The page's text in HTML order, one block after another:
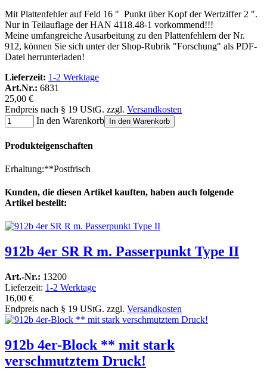
Mit Plattenfehler auf Feld 16 " Punkt über Kopf der Wertziffer 2 ".
Nur in Teilauflage der HAN 4118.48-1 vorkommend!!!
Meine umfangreiche Ausarbeitung zu den Plattenfehlern der Nr.
912, können Sie sich unter der Shop-Rubrik "Forschung" als PDF-
Datei herrunterladen!
Lieferzeit: 1-2 Werktage
Art.Nr.: 6831
25,00 €
Endpreis nach § 19 UStG. zzgl. Versandkosten
In den Warenkorb
In den Warenkorb
Produkteigenschaften
Erhaltung:**Postfrisch
Kunden, die diesen Artikel kauften, haben auch folgende
Artikel bestellt:
912b 4er SR R m. Passerpunkt Type II
Art.-Nr.: 13200
Lieferzeit: 1-2 Werktage
16,00 €
Endpreis nach § 19 UStG. zzgl. Versandkosten
912b 4er-Block ** mit stark
verschmutztem Druck!